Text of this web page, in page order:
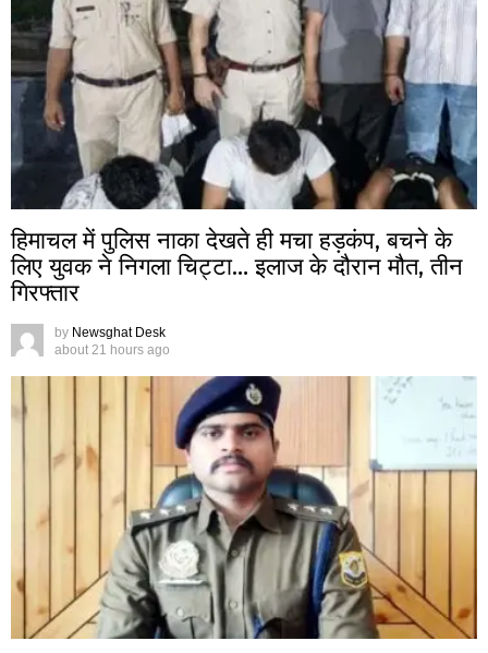
हिमाचल में पुलिस नाका देखते ही मचा हड़कंप, बचने के
लिए युवक ने निगला चिट्टा… इलाज के दौरान मौत, तीन
गिरफ्तार
by Newsghat Desk
about 21 hours ago